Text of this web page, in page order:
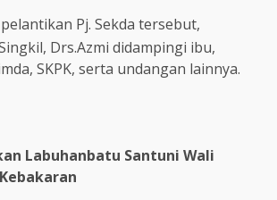
Pj. Sekda tersebut,
Drs.Azmi didampingi ibu,
SKPK, serta undangan lainnya.
Labuhanbatu Santuni Wali